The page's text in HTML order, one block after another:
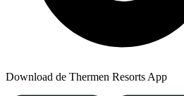
Download de Thermen Resorts App